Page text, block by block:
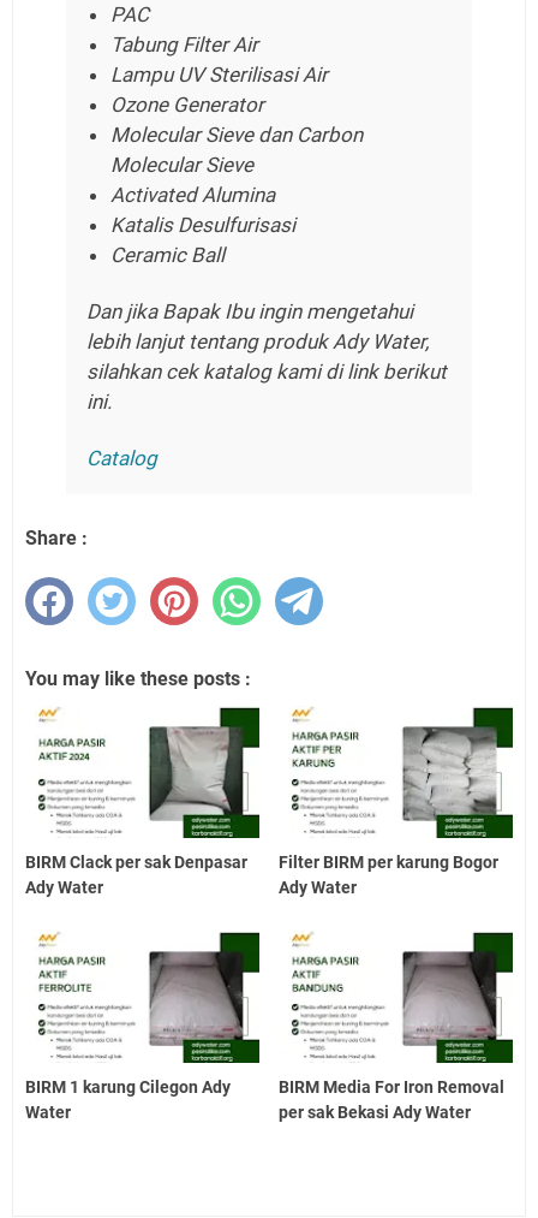
PAC
Tabung Filter Air
Lampu UV Sterilisasi Air
Ozone Generator
Molecular Sieve dan Carbon
Molecular Sieve
Activated Alumina
Katalis Desulfurisasi
Ceramic Ball
Dan jika Bapak Ibu ingin mengetahui
lebih lanjut tentang produk Ady Water,
silahkan cek katalog kami di link berikut
ini.
Catalog
Share :
You may like these posts :
BIRM Clack per sak Denpasar
Ady Water
Filter BIRM per karung Bogor
Ady Water
BIRM 1 karung Cilegon Ady
Water
BIRM Media For Iron Removal
per sak Bekasi Ady Water